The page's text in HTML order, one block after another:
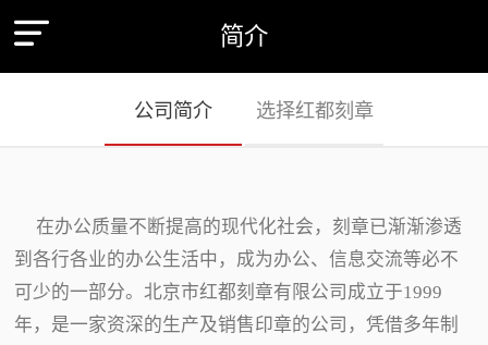
简介
公司简介 选择红都刻章
在办公质量不断提高的现代化社会，刻章已渐渐渗透
到各行各业的办公生活中，成为办公、信息交流等必不
可少的一部分。北京市红都刻章有限公司成立于1999
年，是一家资深的生产及销售印章的公司，凭借多年制